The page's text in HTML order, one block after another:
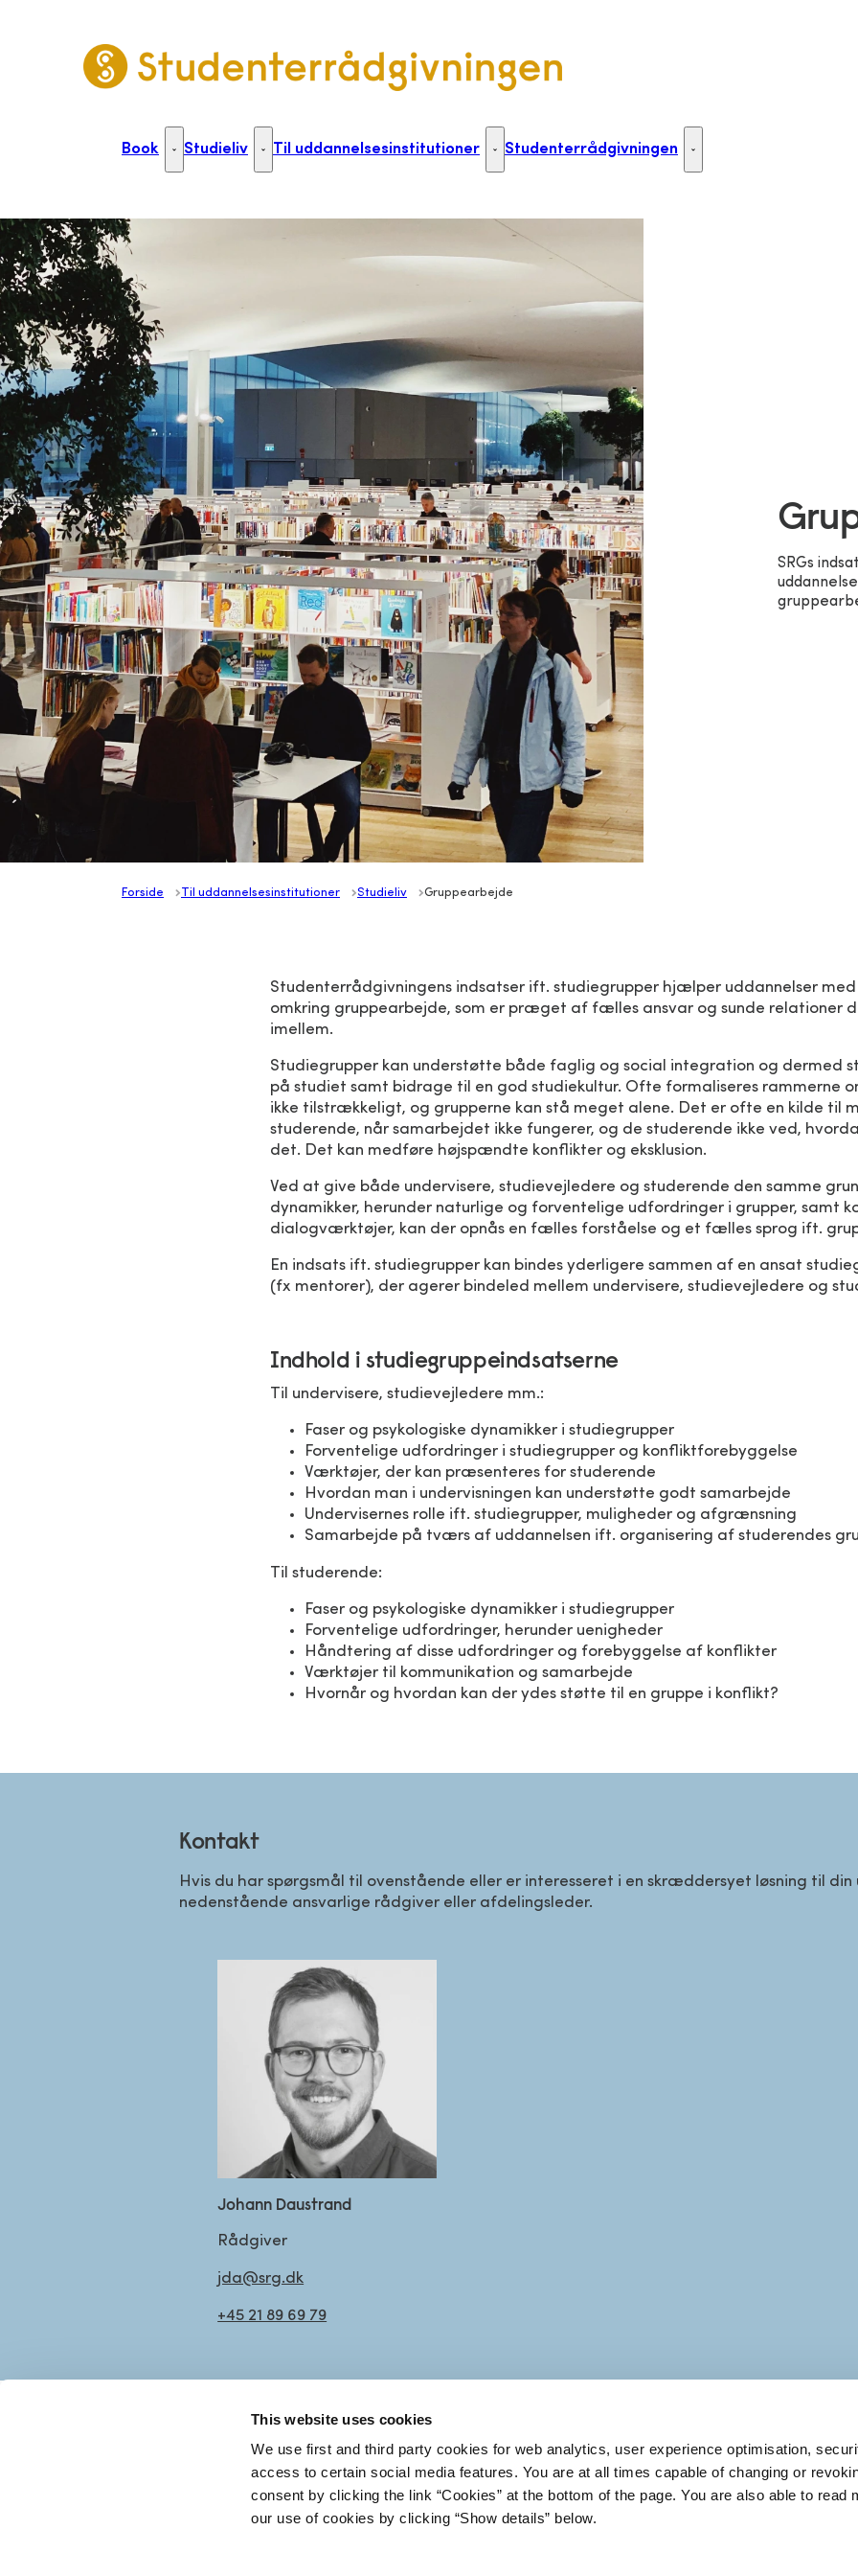
This website uses cookies
We use first and third party cookies for web analytics, user experience optimisation,
access to certain social media features. You are at all times capable of changing or
consent by clicking the link “Cookies” at the bottom of the page. You are also able to read
our use of cookies by clicking “Show details” below.
Book Book - Flere links
Studieliv Studieliv - Flere links
Til uddannelsesinstitutioner Til uddannelsesinstitutioner - Flere links
Studenterrådgivningen Studenterrådgivningen - Flere
SRGs
Forside Til uddannelsesinstitutioner Studieliv Gruppearbejde
Studenterrådgivningens indsatser ift. studiegrupper hjælper uddannelser
omkring gruppearbejde, som er præget af fælles ansvar og sunde relationer
imellem.
Studiegrupper kan understøtte både faglig og social integration og dermed
på studiet samt bidrage til en god studiekultur. Ofte formaliseres rammerne
ikke tilstrækkeligt, og grupperne kan stå meget alene. Det er ofte en kilde til
studerende, når samarbejdet ikke fungerer, og de studerende ikke ved,
det. Det kan medføre højspændte konflikter og eksklusion.
Ved at give både undervisere, studievejledere og studerende den samme
dynamikker, herunder naturlige og forventelige udfordringer i grupper, samt
dialogværktøjer, kan der opnås en fælles forståelse og et fælles sprog ift.
En indsats ift. studiegrupper kan bindes yderligere sammen af en ansat
(fx mentorer), der agerer bindeled mellem undervisere, studievejledere og
Indhold i studiegruppeindsatserne
Til undervisere, studievejledere mm.:
Faser og psykologiske dynamikker i studiegrupper
Forventelige udfordringer i studiegrupper og konfliktforebyggelse
Værktøjer, der kan præsenteres for studerende
Hvordan man i undervisningen kan understøtte godt samarbejde
Undervisernes rolle ift. studiegrupper, muligheder og afgrænsning
Samarbejde på tværs af uddannelsen ift. organisering af studerendes
Til studerende:
Faser og psykologiske dynamikker i studiegrupper
Forventelige udfordringer, herunder uenigheder
Håndtering af disse udfordringer og forebyggelse af konflikter
Værktøjer til kommunikation og samarbejde
Hvornår og hvordan kan der ydes støtte til en gruppe i konflikt?
Kontakt
Hvis du har spørgsmål til ovenstående eller er interesseret i en skræddersyet løsning til
nedenstående ansvarlige rådgiver eller afdelingsleder.
Johann Daustrand
Rådgiver
jda@srg.dk
+45 21 89 69 79
KONTAKT OS
+45 70 26 75 00
Mandag til torsdag kl. 9-12
Find os
FAQ
Presse